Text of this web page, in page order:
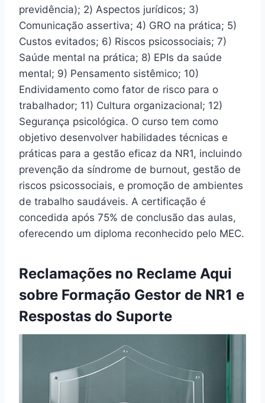
previdência); 2) Aspectos jurídicos; 3)
Comunicação assertiva; 4) GRO na prática; 5)
Custos evitados; 6) Riscos psicossociais; 7)
Saúde mental na prática; 8) EPIs da saúde
mental; 9) Pensamento sistêmico; 10)
Endividamento como fator de risco para o
trabalhador; 11) Cultura organizacional; 12)
Segurança psicológica. O curso tem como
objetivo desenvolver habilidades técnicas e
práticas para a gestão eficaz da NR1, incluindo
prevenção da síndrome de burnout, gestão de
riscos psicossociais, e promoção de ambientes
de trabalho saudáveis. A certificação é
concedida após 75% de conclusão das aulas,
oferecendo um diploma reconhecido pelo MEC.
Reclamações no Reclame Aqui
sobre Formação Gestor de NR1 e
Respostas do Suporte